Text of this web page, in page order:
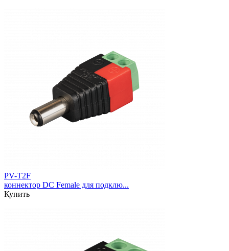
PV-T2F
коннектор DC Female для подклю...
Купить